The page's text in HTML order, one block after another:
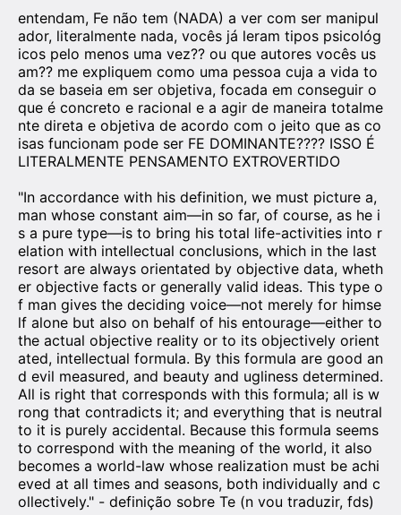
entendam, Fe não tem (NADA) a ver com ser manipul
ador, literalmente nada, vocês já leram tipos psicológ
icos pelo menos uma vez?? ou que autores vocês us
am?? me expliquem como uma pessoa cuja a vida to
da se baseia em ser objetiva, focada em conseguir o
que é concreto e racional e a agir de maneira totalme
nte direta e objetiva de acordo com o jeito que as co
isas funcionam pode ser FE DOMINANTE???? ISSO É
LITERALMENTE PENSAMENTO EXTROVERTIDO
"In accordance with his definition, we must picture a,
man whose constant aim—in so far, of course, as he i
s a pure type—is to bring his total life-activities into r
elation with intellectual conclusions, which in the last
resort are always orientated by objective data, wheth
er objective facts or generally valid ideas. This type o
f man gives the deciding voice—not merely for himse
lf alone but also on behalf of his entourage—either to
the actual objective reality or to its objectively orient
ated, intellectual formula. By this formula are good an
d evil measured, and beauty and ugliness determined.
All is right that corresponds with this formula; all is w
rong that contradicts it; and everything that is neutral
to it is purely accidental. Because this formula seems
to correspond with the meaning of the world, it also
becomes a world-law whose realization must be achi
eved at all times and seasons, both individually and c
ollectively." - definição sobre Te (n vou traduzir, fds)